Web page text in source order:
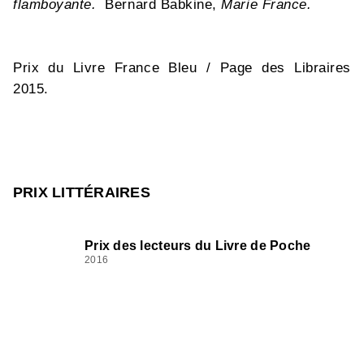
flamboyante.
Bernard Babkine,Marie France.
Prix du Livre France Bleu / Page des Libraires
2015.
PRIX LITTÉRAIRES
Prix des lecteurs du Livre de Poche
2016